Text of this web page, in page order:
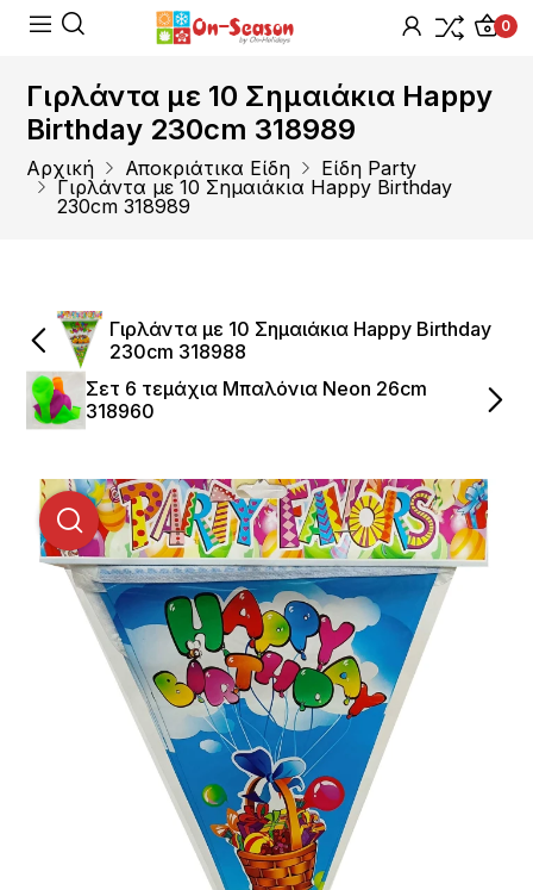
0
Γιρλάντα με 10 Σημαιάκια Happy
Birthday 230cm 318989
Αρχική Αποκριάτικα Είδη
Είδη Party
Γιρλάντα με 10 Σημαιάκια Happy Birthday
230cm 318989
Γιρλάντα με 10 Σημαιάκια Happy Birthday
230cm 318988
Σετ 6 τεμάχια Μπαλόνια Neon 26cm
318960